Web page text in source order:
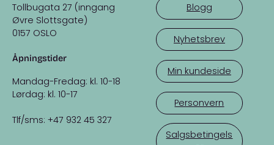
Tollbugata 27 (inngang
Øvre Slottsgate)
0157 OSLO
Åpningstider
Mandag-Fredag: kl. 10-18
Lørdag: kl. 10-17
Tlf/sms: +47 932 45 327
Blogg
Nyhetsbrev
Min kundeside
Personvern
Salgsbetingels